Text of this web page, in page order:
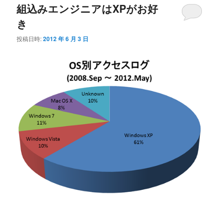
組込みエンジニアはXPがお好
き
投稿日時:2012 年 6 月 3 日